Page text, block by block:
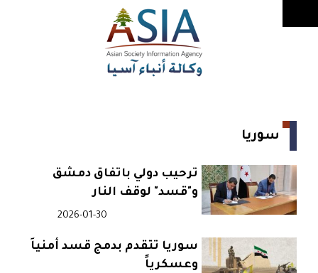
سوريا
ترحيب دولي باتفاق دمشق
و"قسد" لوقف النار
2026-01-30
سوريا تتقدم بدمج قسد أمنياً
وعسكرياً